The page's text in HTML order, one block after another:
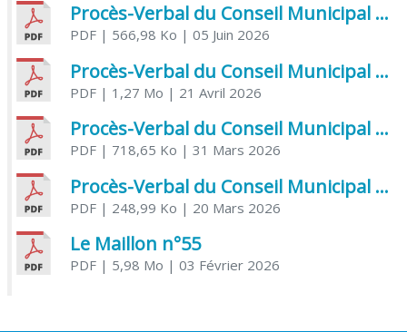
Procès-Verbal du Conseil Municipal du 5 juin 2026
PDF| 566,98 Ko | 05 Juin 2026
Procès-Verbal du Conseil Municipal du 21 avril 2026
PDF| 1,27 Mo | 21 Avril 2026
Procès-Verbal du Conseil Municipal du 31 mars 2026
PDF| 718,65 Ko | 31 Mars 2026
Procès-Verbal du Conseil Municipal du 20 mars 2026
PDF| 248,99 Ko | 20 Mars 2026
Le Maillon n°55
PDF| 5,98 Mo | 03 Février 2026